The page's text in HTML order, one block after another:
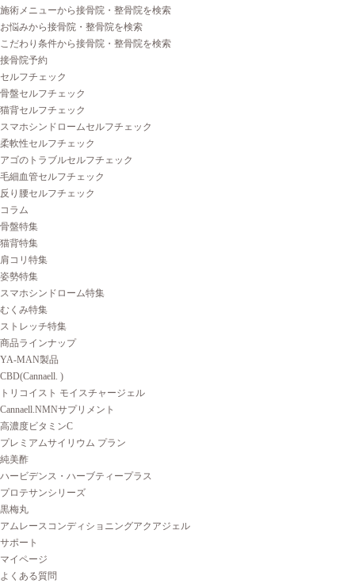
施術メニューから接骨院・整骨院を検索
お悩みから接骨院・整骨院を検索
こだわり条件から接骨院・整骨院を検索
接骨院予約
セルフチェック
骨盤セルフチェック
猫背セルフチェック
スマホシンドロームセルフチェック
柔軟性セルフチェック
アゴのトラブルセルフチェック
毛細血管セルフチェック
反り腰セルフチェック
コラム
骨盤特集
猫背特集
肩コリ特集
姿勢特集
スマホシンドローム特集
むくみ特集
ストレッチ特集
商品ラインナップ
YA-MAN製品
CBD(Cannaell. )
トリコイスト モイスチャージェル
Cannaell.NMNサプリメント
高濃度ビタミンC
プレミアムサイリウム プラン
純美酢
ハービデンス・ハーブティープラス
プロテサンシリーズ
黒梅丸
アムレースコンディショニングアクアジェル
サポート
マイページ
よくある質問